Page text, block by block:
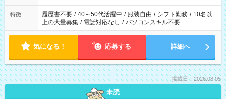
特徴 履歴書不要 / 40～50代活躍中 / 服装自由 / シフト勤務 / 10名以
上の大量募集 / 電話対応なし / パソコンスキル不要
気になる！ 応募する 詳細へ
掲載日：2026.08.05
未読